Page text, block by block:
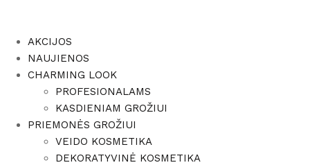
AKCIJOS
NAUJIENOS
CHARMING LOOK
PROFESIONALAMS
KASDIENIAM GROŽIUI
PRIEMONĖS GROŽIUI
VEIDO KOSMETIKA
DEKORATYVINĖ KOSMETIKA